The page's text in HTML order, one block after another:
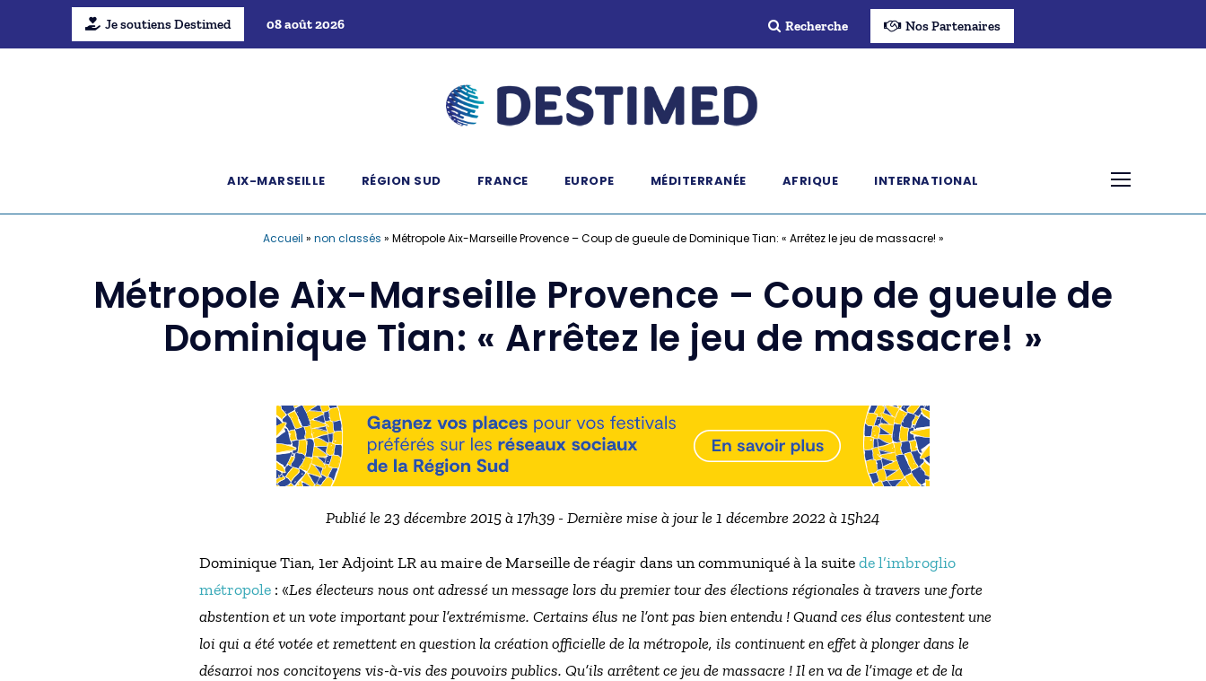
Je soutiens Destimed 08 août 2026 Recherche Nos Partenaires
AIX-MARSEILLE RÉGION SUD FRANCE EUROPE MÉDITERRANÉE AFRIQUE INTERNATIONAL
Accueil » non classés » Métropole Aix-Marseille Provence – Coup de gueule de Dominique Tian: « Arrêtez le jeu de massacre! »
Métropole Aix-Marseille Provence – Coup de gueule de
Dominique Tian: « Arrêtez le jeu de massacre! »
Publié le 23 décembre 2015 à 17h39 - Dernière mise à jour le 1 décembre 2022 à 15h24
Dominique Tian, 1er Adjoint LR au maire de Marseille de réagir dans un communiqué à la suitede l’imbroglio
métropole : «Les électeurs nous ont adressé un message lors du premier tour des élections régionales à travers une forte
abstention et un vote important pour l’extrémisme. Certains élus ne l’ont pas bien entendu ! Quand ces élus contestent une
loi qui a été votée et remettent en question la création officielle de la métropole, ils continuent en effet à plonger dans le
désarroi nos concitoyens vis-à-vis des pouvoirs publics. Qu’ils arrêtent ce jeu de massacre ! Il en va de l’image et de la